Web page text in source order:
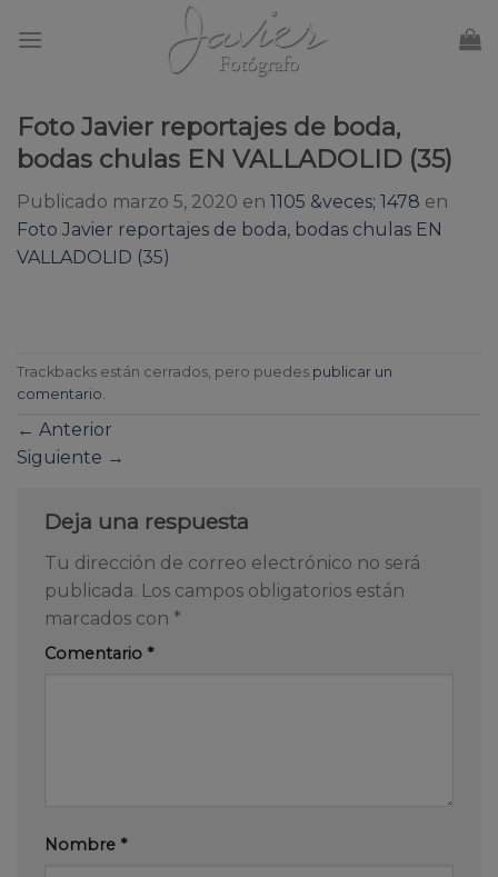
Foto Javier reportajes de boda,
bodas chulas EN VALLADOLID (35)
Publicado marzo 5, 2020 en 1105 &veces; 1478 en
Foto Javier reportajes de boda, bodas chulas EN
VALLADOLID (35)
Trackbacks están cerrados, pero puedes publicar un
comentario
← Anterior
Siguiente →
Deja una respuesta
Tu dirección de correo electrónico no será
publicada. Los campos obligatorios están
marcados con *
Comentario *
Nombre *